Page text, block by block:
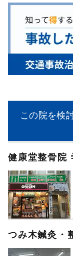
この院を検
健康堂整骨院
つみ木鍼灸・